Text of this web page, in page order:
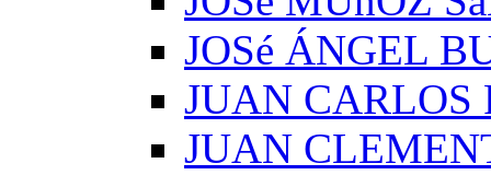
JOSé ÁNGEL
JUAN CARLOS
JUAN